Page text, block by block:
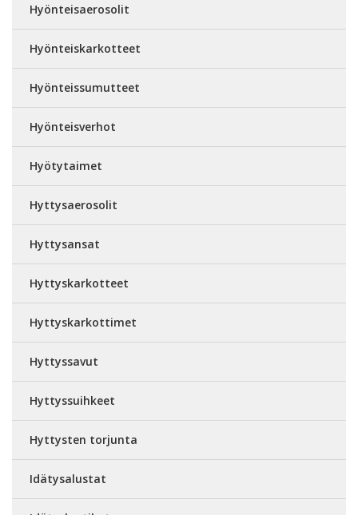
Hyönteisaerosolit
Hyönteiskarkotteet
Hyönteissumutteet
Hyönteisverhot
Hyötytaimet
Hyttysaerosolit
Hyttysansat
Hyttyskarkotteet
Hyttyskarkottimet
Hyttyssavut
Hyttyssuihkeet
Hyttysten torjunta
Idätysalustat